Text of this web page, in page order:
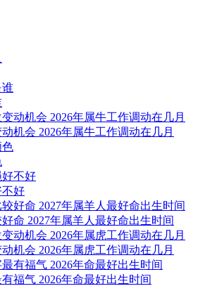
机会 2026年属牛工作调动在几月
不好
命 2027年属羊人最好命出生时间
机会 2026年属虎工作调动在几月
福气 2026年命最好出生时间